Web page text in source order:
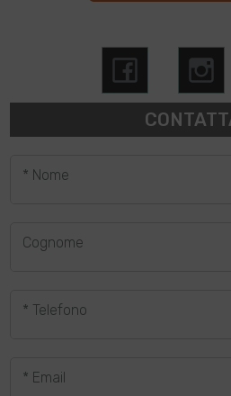
* Nome
Cognome
* Telefono
* Email